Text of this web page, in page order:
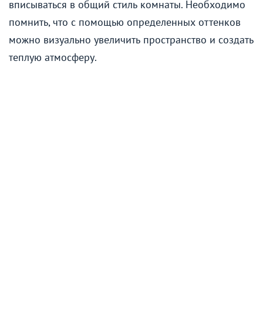
вписываться в общий стиль комнаты. Необходимо
помнить, что с помощью определенных оттенков
можно визуально увеличить пространство и создать
теплую атмосферу.